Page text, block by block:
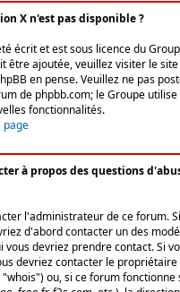
X n'est pas disponible ?
écrit et est sous licence du
être ajoutée, veuillez visiter le
en pense. Veuillez ne pas
de phpbb.com; le Groupe
fonctionnalités.
page
à propos des questions
l'administrateur de ce forum.
d'abord contacter un des
vous devriez prendre contact. Si
devriez contacter le
"whois") ou, si ce forum